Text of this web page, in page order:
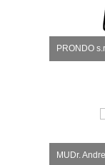
PRONDO
MUDr.